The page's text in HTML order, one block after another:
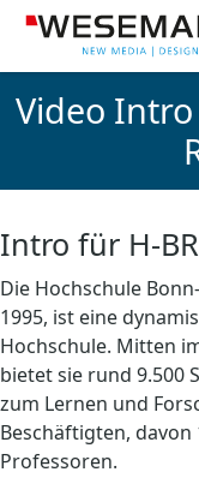
Video
Intro für H-
Die Hochschule
1995, ist eine
Hochschule. Mitten
bietet sie rund 9.500
zum Lernen und
Beschäftigten,
Professoren.